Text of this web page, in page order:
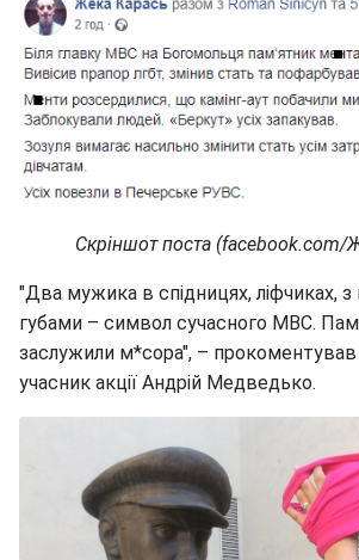
Скріншот поста (facebook.com/
"Два мужика в спідницях, ліфчиках,
губами – символ сучасного МВС.
заслужили м*сора", –
учасник акції Андрій Медведько.